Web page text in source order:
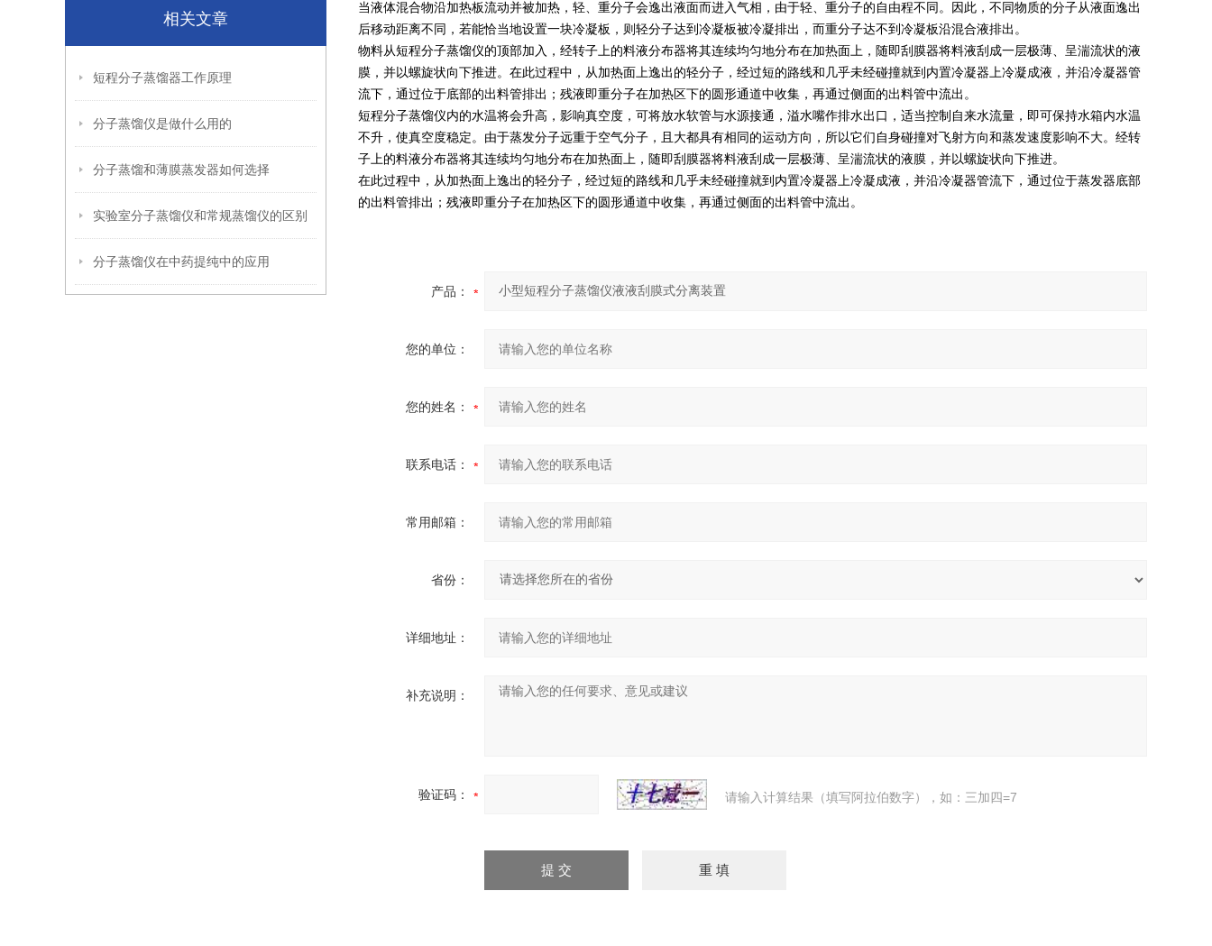
当液体混合物沿加热板流动并被加热，轻、重分子会逸出液面而进入气相，由于轻、重分子的自由程不同。因此，不同物质的分子从液面逸出
后移动距离不同，若能恰当地设置一块冷凝板，则轻分子达到冷凝板被冷凝排出，而重分子达不到冷凝板沿混合液排出。
物料从短程分子蒸馏仪的顶部加入，经转子上的料液分布器将其连续均匀地分布在加热面上，随即刮膜器将料液刮成一层极薄、呈湍流状的液
膜，并以螺旋状向下推进。在此过程中，从加热面上逸出的轻分子，经过短的路线和几乎未经碰撞就到内置冷凝器上冷凝成液，并沿冷凝器管
流下，通过位于底部的出料管排出；残液即重分子在加热区下的圆形通道中收集，再通过侧面的出料管中流出。
短程分子蒸馏仪内的水温将会升高，影响真空度，可将放水软管与水源接通，溢水嘴作排水出口，适当控制自来水流量，即可保持水箱内水温
不升，使真空度稳定。由于蒸发分子远重于空气分子，且大都具有相同的运动方向，所以它们自身碰撞对飞射方向和蒸发速度影响不大。经转
子上的料液分布器将其连续均匀地分布在加热面上，随即刮膜器将料液刮成一层极薄、呈湍流状的液膜，并以螺旋状向下推进。
在此过程中，从加热面上逸出的轻分子，经过短的路线和几乎未经碰撞就到内置冷凝器上冷凝成液，并沿冷凝器管流下，通过位于蒸发器底部
的出料管排出；残液即重分子在加热区下的圆形通道中收集，再通过侧面的出料管中流出。
产品：
您的单位：
您的姓名：
联系电话：
常用邮箱：
省份：
详细地址：
补充说明：
验证码： 请输入计算结果（填写阿拉伯数字），如：三加四=7
相关文章
短程分子蒸馏器工作原理
分子蒸馏仪是做什么用的
分子蒸馏和薄膜蒸发器如何选择
实验室分子蒸馏仪和常规蒸馏仪的区别
分子蒸馏仪在中药提纯中的应用